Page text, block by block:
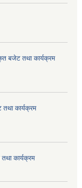
बजेट तथा कार्यक्रम
कार्यक्रम
कार्यक्रम